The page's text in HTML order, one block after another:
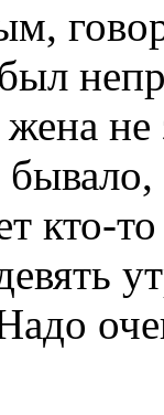
жена
кто-